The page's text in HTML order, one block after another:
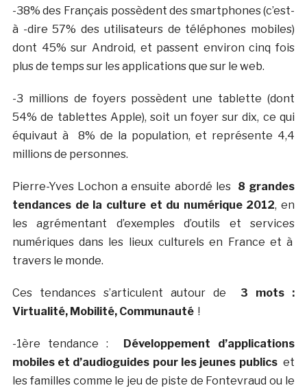
-38% des Français possèdent des smartphones (c’est-
à -dire 57% des utilisateurs de téléphones mobiles)
dont 45% sur Android, et passent environ cinq fois
plus de temps sur les applications que sur le web.
-3 millions de foyers possèdent une tablette (dont
54% de tablettes Apple), soit un foyer sur dix, ce qui
équivaut à 8% de la population, et représente 4,4
millions de personnes.
Pierre-Yves Lochon a ensuite abordé les 8 grandes
tendances de la culture et du numérique 2012, en
les agrémentant d’exemples d’outils et services
numériques dans les lieux culturels en France et à
travers le monde.
Ces tendances s’articulent autour de 3 mots :
Virtualité, Mobilité, Communauté !
-1ère tendance : Développement d’applications
mobiles et d’audioguides pour les jeunes publicset
les familles comme le jeu de piste de Fontevraud ou le